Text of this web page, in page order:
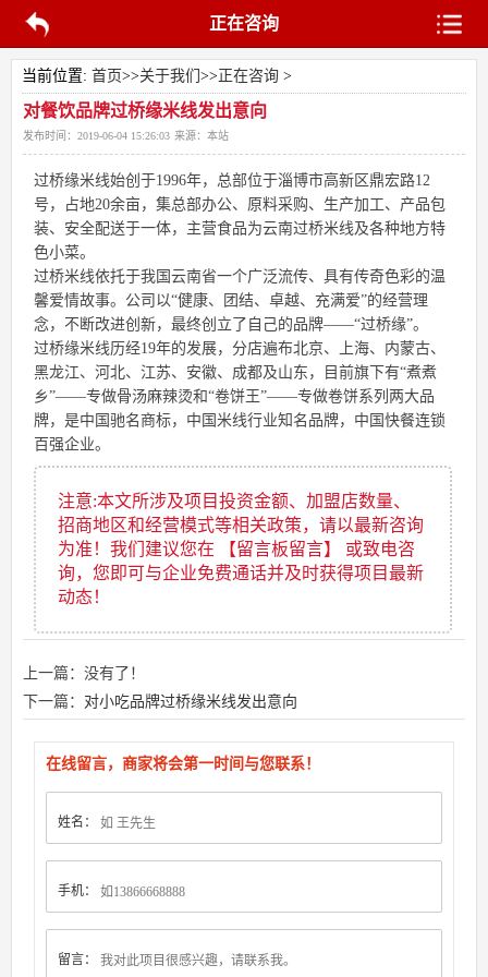
正在咨询
当前位置: 首页>>关于我们 >>正在咨询>
对餐饮品牌过桥缘米线发出意向
发布时间： 2019-06-04 15:26:03 来源： 本站
过桥缘米线始创于1996年，总部位于淄博市高新区鼎宏路12
号，占地20余亩，集总部办公、原料采购、生产加工、产品包
装、安全配送于一体，主营食品为云南过桥米线及各种地方特
色小菜。
过桥米线依托于我国云南省一个广泛流传、具有传奇色彩的温
馨爱情故事。公司以“健康、团结、卓越、充满爱”的经营理
念，不断改进创新，最终创立了自己的品牌——“过桥缘”。
过桥缘米线历经19年的发展，分店遍布北京、上海、内蒙古、
黑龙江、河北、江苏、安徽、成都及山东，目前旗下有“煮煮
乡”——专做骨汤麻辣烫和“卷饼王”——专做卷饼系列两大品
牌，是中国驰名商标，中国米线行业知名品牌，中国快餐连锁
百强企业。
注意:本文所涉及项目投资金额、加盟店数量、
招商地区和经营模式等相关政策，请以最新咨询
为准！我们建议您在 【留言板留言】 或致电咨
询，您即可与企业免费通话并及时获得项目最新
动态！
上一篇：没有了！
下一篇： 对小吃品牌过桥缘米线发出意向
在线留言，商家将会第一时间与您联系！
姓名：
手机：
留言：